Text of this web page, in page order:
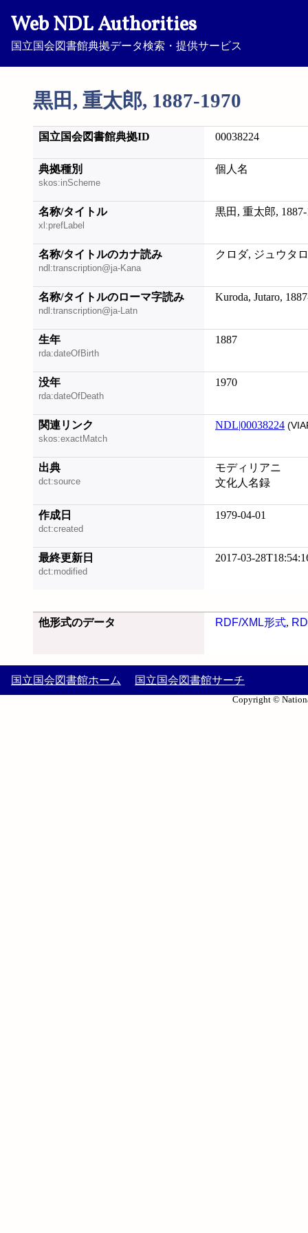
Web NDL Authorities
国立国会図書館典拠データ検索・提供サービス
黒田, 重太郎, 1887-1970
国立国会図書館典拠ID 00038224
典拠種別
skos:inScheme
個人名
名称/タイトル
xl:prefLabel
黒田, 重太郎, 1887-
名称/タイトルのカナ読み
ndl:transcription@ja-Kana
クロダ, ジュウタ
名称/タイトルのローマ字読み
ndl:transcription@ja-Latn
Kuroda, Jutaro,
生年
rda:dateOfBirth
1887
没年
rda:dateOfDeath
1970
関連リンク
skos:exactMatch
NDL|00038224
出典
dct:source
モディリアニ
文化人名録
作成日
dct:created
1979-04-01
最終更新日
dct:modified
2017-03-
他形式のデータ RDF/XML形式,
国立国会図書館ホーム 国立国会図書館サーチ
Copyright ©